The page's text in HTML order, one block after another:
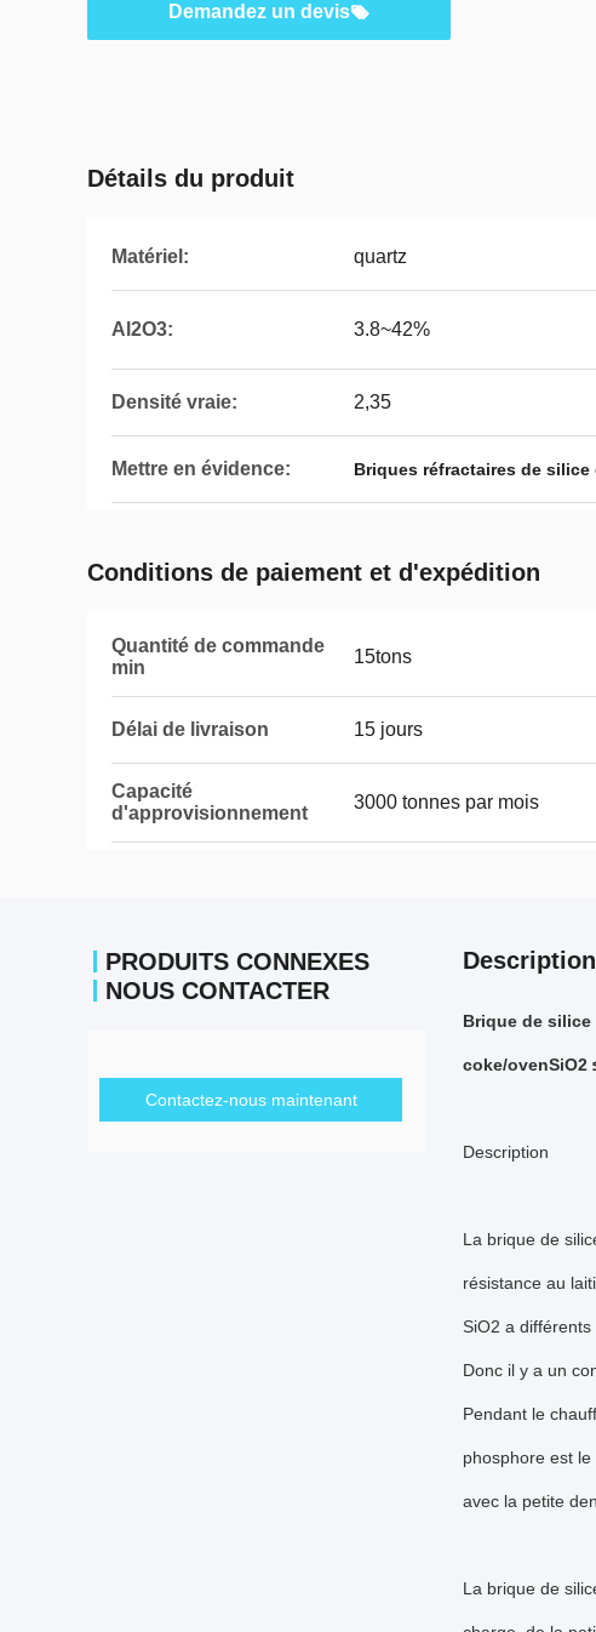
Demandez un devis
Détails du produit
Matériel: quartz
Al2O3: 3.8~42%
Densité vraie: 2,35
Mettre en évidence: Briques réfractaires de
Conditions de paiement et d'expédition
Quantité de commande
min
15tons
Délai de livraison 15 jours
Capacité
d'approvisionnement
3000 tonnes par mois
PRODUITS CONNEXES
NOUS CONTACTER
Contactez-nous maintenant
Brique de
coke/ovenSiO2
Description
La brique de
résistance au
SiO2 a
Donc il y a un
Pendant le
phosphore est
avec la petite
La brique de